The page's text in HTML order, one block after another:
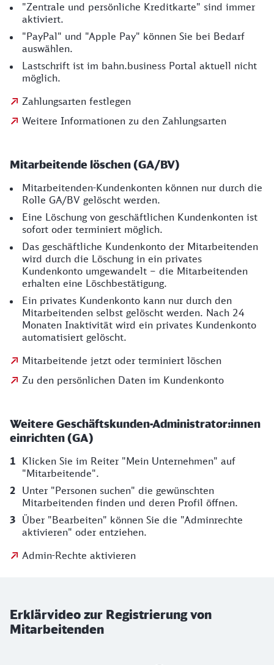
"Zentrale und persönliche Kreditkarte" sind immer
aktiviert.
"PayPal" und "Apple Pay" können Sie bei Bedarf
auswählen.
Lastschrift ist im bahn.business Portal aktuell nicht
möglich.
Zahlungsarten festlegen
Weitere Informationen zu den Zahlungsarten
Mitarbeitende löschen (GA/BV)
Mitarbeitenden-Kundenkonten können nur durch die
Rolle GA/BV gelöscht werden.
Eine Löschung von geschäftlichen Kundenkonten ist
sofort oder terminiert möglich.
Das geschäftliche Kundenkonto der Mitarbeitenden
wird durch die Löschung in ein privates
Kundenkonto umgewandelt – die Mitarbeitenden
erhalten eine Löschbestätigung.
Ein privates Kundenkonto kann nur durch den
Mitarbeitenden selbst gelöscht werden. Nach 24
Monaten Inaktivität wird ein privates Kundenkonto
automatisiert gelöscht.
Mitarbeitende jetzt oder terminiert löschen
Zu den persönlichen Daten im Kundenkonto
Weitere Geschäftskunden-Administrator:innen
einrichten (GA)
Klicken Sie im Reiter "Mein Unternehmen" auf
"Mitarbeitende".
Unter "Personen suchen" die gewünschten
Mitarbeitenden finden und deren Profil öffnen.
Über "Bearbeiten" können Sie die "Adminrechte
aktivieren" oder entziehen.
Admin-Rechte aktivieren
Erklärvideo zur Registrierung von
Mitarbeitenden